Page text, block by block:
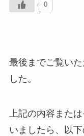
0
最後までご覧い
した。
上記の内容また
いましたら、以